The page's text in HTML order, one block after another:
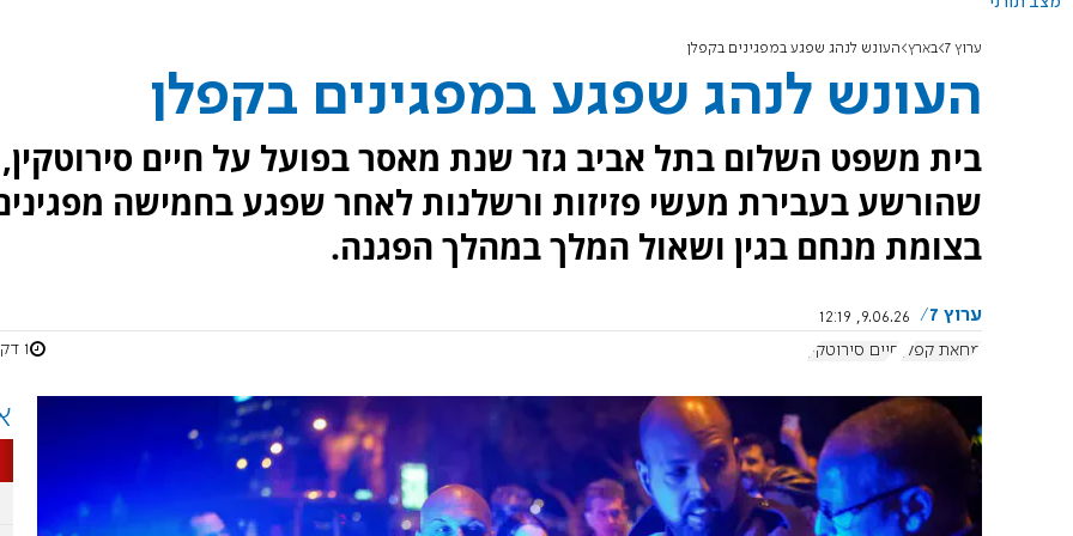
ערוץ 7 בארץ העונש לנהג שפגע במפגינים בקפלן
העונש לנהג שפגע במפגינים בקפלן
בית משפט השלום בתל אביב גזר שנת מאסר בפועל על חיים סירוטקין,
שהורשע בעבירת מעשי פזיזות ורשלנות לאחר שפגע בחמישה
בצומת מנחם בגין ושאול המלך במהלך הפגנה.
ערוץ 7
9.06.26, 12:19
מחאת קפלן
חיים סירוטקין 1 דקות